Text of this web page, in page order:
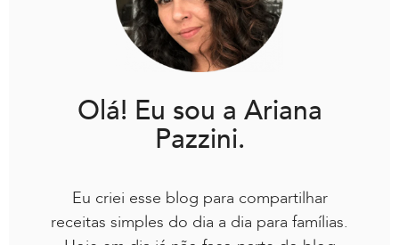
Olá! Eu sou a Ariana
Pazzini.
Eu criei esse blog para compartilhar
receitas simples do dia a dia para famílias.